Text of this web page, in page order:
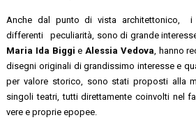
Anche dal punto di vista architettonico, i
differenti peculiarità, sono di grande
Maria Ida Biggi eAlessia Vedova, hanno
disegni originali di grandissimo interesse e
per valore storico, sono stati proposti alla
singoli teatri, tutti direttamente coinvolti nel
vere e proprie epopee.